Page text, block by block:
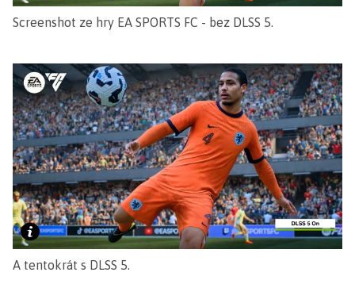
Screenshot ze hry EA SPORTS FC - bez DLSS 5.
A tentokrát s DLSS 5.